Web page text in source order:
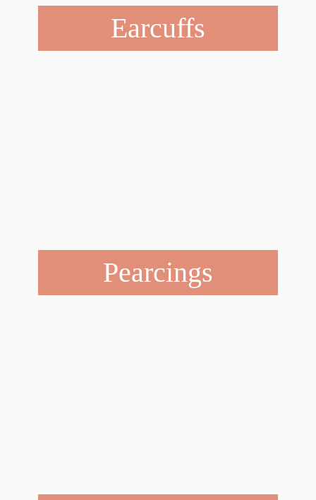
Earcuffs
Pearcings